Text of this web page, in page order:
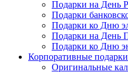
Подарки на День
Подарки
Подарки ко Дню
Подарки на День
Подарки ко Дню
Корпоративные
Оригинальные